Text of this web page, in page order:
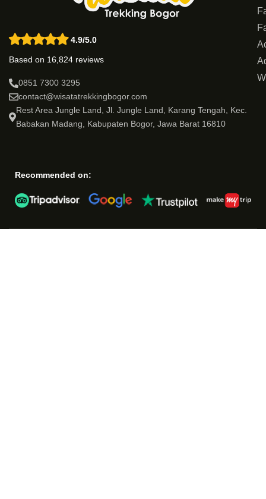
4.9/5.0
Based on 16,824 reviews
0851 7300 3295
contact@wisatatrekkingbogor.com
Rest Area Jungle Land, Jl. Jungle Land, Karang Tengah, Kec.
Babakan Madang, Kabupaten Bogor, Jawa Barat 16810
Recommended on: